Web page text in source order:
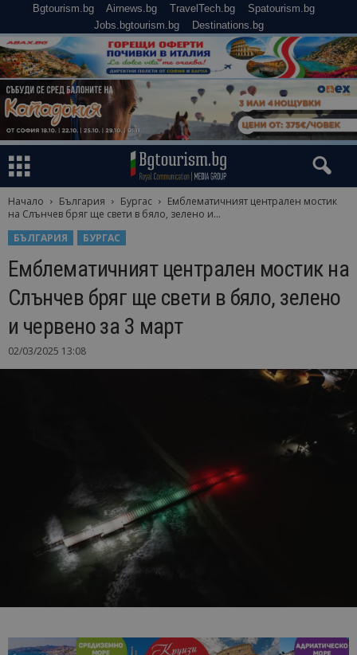
Bgtourism.bg Airnews.bg TravelTech.bg
Spatourism.bg
Jobs.bgtourism.bg
Destinations.bg
Начало България Бургас
Емблематичният централен мостик
на Слънчев бряг ще свети в бяло, зелено и...
БЪЛГАРИЯ
БУРГАС
Емблематичният централен мостик на
Слънчев бряг ще свети в бяло, зелено
и червено за 3 март
02/03/2025 13:08